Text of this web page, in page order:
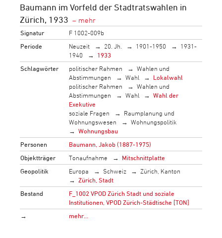
Baumann im Vorfeld der Stadtratswahlen in
Zürich, 1933
Signatur
F 1002-009b
Periode
Neuzeit 20. Jh. 1901-1950
1931-
1940
1933
Schlagwörter
politischer Rahmen
Wahlen und
Abstimmungen
Wahl
Lokalwahl
politischer Rahmen
Wahlen und
Abstimmungen
Wahl
Wahl der
Exekutive
soziale Fragen
Raumplanung und
Wohnungswesen
Wohnungspolitik
Wohnungsbau
Personen
Baumann, Jakob (1887-1975)
Objektträger
Tonaufnahme
Mitschnittplatte
Geopolitik
Europa Schweiz
Zürich, Kanton
Zürich, Stadt
Bestand
F_1002 VPOD Zürich Stadt und soziale
Institutionen, VPOD Zürich-Städtische [TON]
→
mehr…